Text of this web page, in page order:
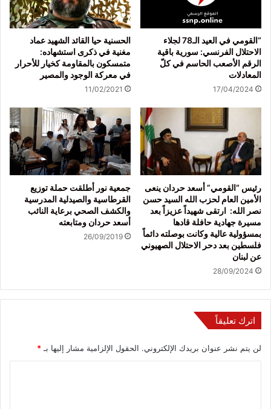
“القومي في العيد الـ78 لجلاء
الاحتلال الفرنسي: سورية باقية
الرقم الأصعب الحاسم في كلّ
المعادلات
17/04/2024
الحسنية حيا القائد الشهيد عماد
مغنية في ذكرى استشهاده:
متمسكون بالمقاومة كخيار للأحرار
في معركة الوجود والمصير
11/02/2021
رئيس “القومي” أسعد حردان ينعى
الأمين العام لحزب الله السيد حسن
نصر الله: ارتقى شهيداً عزيزاً بعد
مسيرة جهادية حافلة قادها
بمسؤولية عالية وكانت بوصلته دائماً
فلسطين بعد دحر الاحتلال الصهيوني
عن لبنان
28/09/2024
جمعية نور أطلقت حملة توزيع
القرطاسية والصيدلية المدرسية
والكشف الصحي برعاية النائب
أسعد حردان ومتابعته
26/09/2019
اترك تعليقاً
لن يتم نشر عنوان بريدك الإلكتروني. الحقول الإلزامية مشار إليها بـ *